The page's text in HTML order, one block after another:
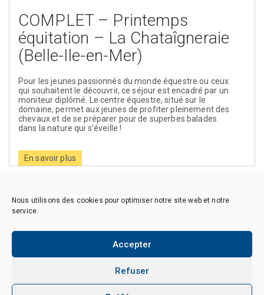
Nous utilisons des cookies pour optimiser notre site web et notre
service.
Accepter
Refuser
COMPLET – Printemps
équitation – La Chataîgneraie
(Belle-Ile-en-Mer)
Pour les jeunes passionnés du monde équestre ou ceux
qui souhaitent le découvrir, ce séjour est encadré par un
moniteur diplômé. Le centre équestre, situé sur le
domaine, permet aux jeunes de profiter pleinement des
chevaux et de se préparer pour de superbes balades
dans la nature qui s’éveille !
En savoir plus
Copyright © 2026 CAES du CNRS. Tous droits réservés.
Politique de cookies (EU)
Politique de confidentialité
Mentions Légales et Politique des données personnelles